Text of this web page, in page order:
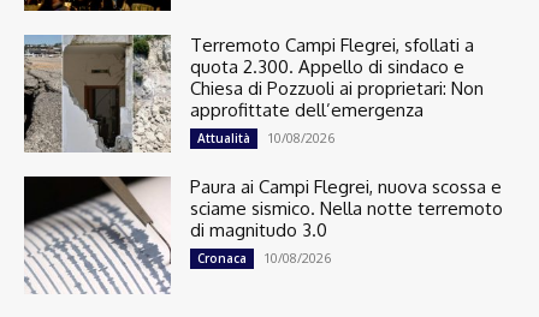
Terremoto Campi Flegrei, sfollati a
quota 2.300. Appello di sindaco e
Chiesa di Pozzuoli ai proprietari: Non
approfittate dell’emergenza
Attualità 10/08/2026
Paura ai Campi Flegrei, nuova scossa e
sciame sismico. Nella notte terremoto
di magnitudo 3.0
Cronaca 10/08/2026